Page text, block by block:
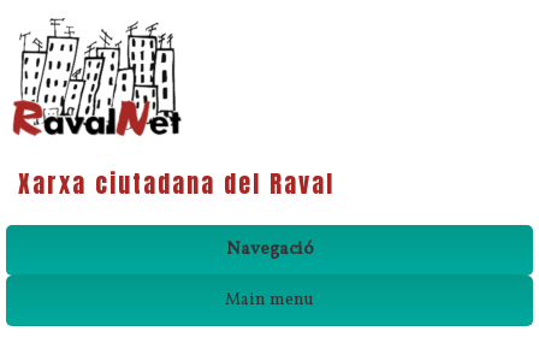
Xarxa ciutadana del Raval
Navegació
Main menu